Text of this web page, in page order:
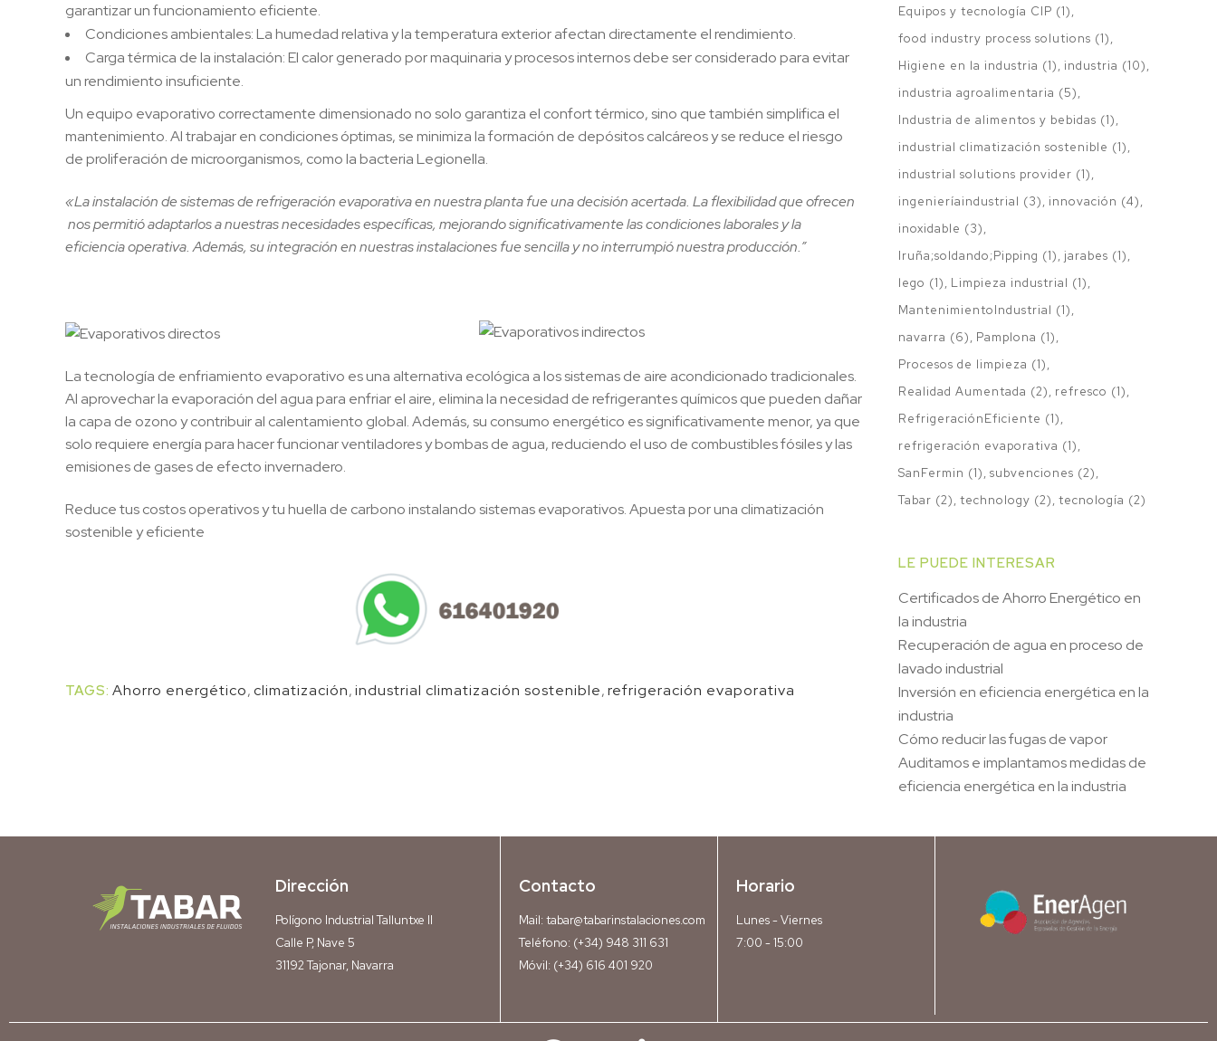
garantizar un funcionamiento eficiente.
Condiciones ambientales: La humedad relativa y la temperatura exterior afectan directamente el rendimiento.
Carga térmica de la instalación: El calor generado por maquinaria y procesos internos debe ser considerado para evitar
un rendimiento insuficiente.
Un equipo evaporativo correctamente dimensionado no solo garantiza el confort térmico, sino que también simplifica el
mantenimiento. Al trabajar en condiciones óptimas, se minimiza la formación de depósitos calcáreos y se reduce el riesgo
de proliferación de microorganismos, como la bacteria Legionella.
«La instalación de sistemas de refrigeración evaporativa en nuestra planta fue una decisión acertada. La flexibilidad que ofrecen
nos permitió adaptarlos a nuestras necesidades específicas, mejorando significativamente las condiciones laborales y la
eficiencia operativa. Además, su integración en nuestras instalaciones fue sencilla y no interrumpió nuestra producción.”
La tecnología de enfriamiento evaporativo es una alternativa ecológica a los sistemas de aire acondicionado tradicionales.
Al aprovechar la evaporación del agua para enfriar el aire, elimina la necesidad de refrigerantes químicos que pueden dañar
la capa de ozono y contribuir al calentamiento global. Además, su consumo energético es significativamente menor, ya que
solo requiere energía para hacer funcionar ventiladores y bombas de agua, reduciendo el uso de combustibles fósiles y las
emisiones de gases de efecto invernadero.
Reduce tus costos operativos y tu huella de carbono instalando sistemas evaporativos. Apuesta por una climatización
sostenible y eficiente
TAGS: Ahorro energético, climatización,industrial climatización sostenible,refrigeración evaporativa
Equipos y tecnología CIP (1)
food industry process solutions (1)
Higiene en la industria (1) industria (10)
industria agroalimentaria (5)
Industria de alimentos y bebidas (1)
industrial climatización sostenible (1)
industrial solutions provider (1)
ingenieríaindustrial (3) innovación (4)
inoxidable (3)
Iruña;soldando;Pipping (1) jarabes (1)
lego (1) Limpieza industrial (1)
MantenimientoIndustrial (1)
navarra (6) Pamplona (1)
Procesos de limpieza (1)
Realidad Aumentada (2) refresco (1)
RefrigeraciónEficiente (1)
refrigeración evaporativa (1)
SanFermin (1) subvenciones (2)
Tabar (2) technology (2) tecnología (2)
LE PUEDE INTERESAR
Certificados de Ahorro Energético en
la industria
Recuperación de agua en proceso de
lavado industrial
Inversión en eficiencia energética en la
industria
Cómo reducir las fugas de vapor
Auditamos e implantamos medidas de
eficiencia energética en la industria
Dirección
Polígono Industrial Talluntxe II
Calle P, Nave 5
31192 Tajonar, Navarra
Contacto
Mail: tabar@tabarinstalaciones.com
Teléfono: (+34) 948 311 631
Móvil: (+34) 616 401 920
Horario
Lunes - Viernes
7:00 - 15:00